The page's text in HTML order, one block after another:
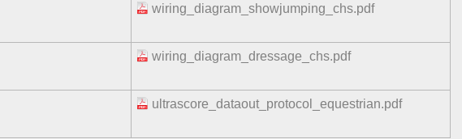
wiring_diagram_showjumping_chs.pdf
wiring_diagram_dressage_chs.pdf
ultrascore_dataout_protocol_equestrian.pdf